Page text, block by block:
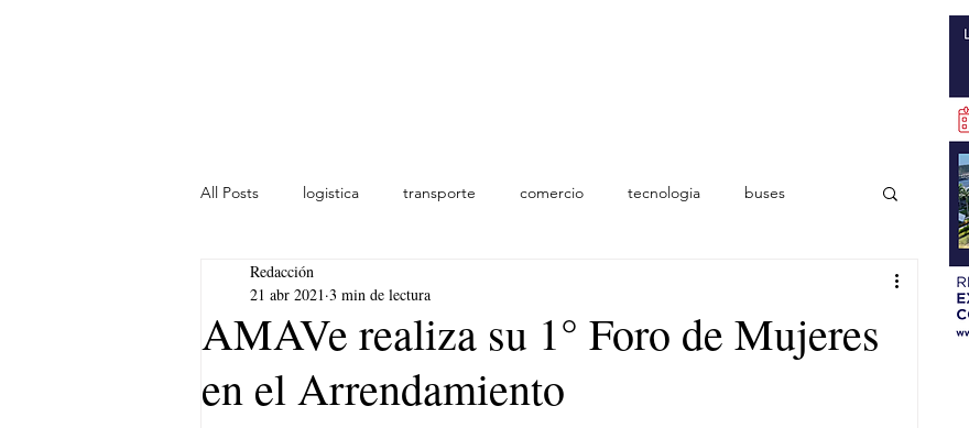
All Posts logistica transporte comercio tecnologia buses
lideres
AMAVe realiza su 1° Foro de Mujeres
en el Arrendamiento
Redacción
21 abr 2021 3 min de lectura